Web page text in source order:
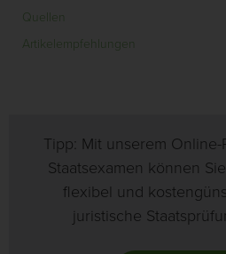
Quellen
Artikelempfehlungen
Tipp: Mit unserem Online-
Staatsexamen können
flexibel und
juristische